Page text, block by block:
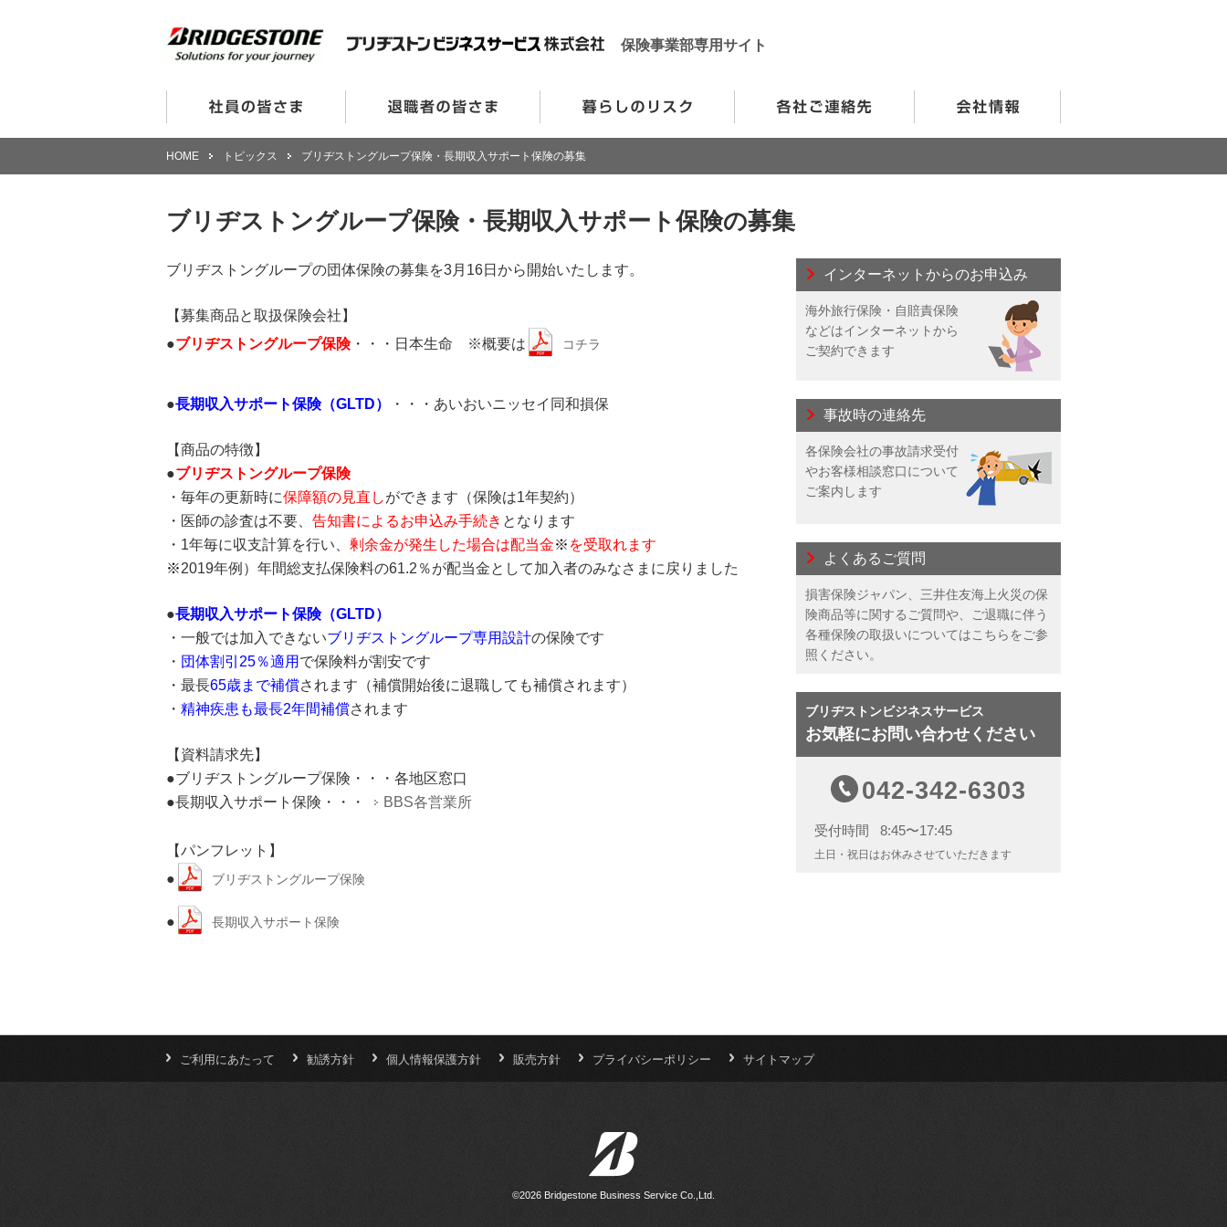
保険事業部専用サイト
HOME トピックス ブリヂストングループ保険・長期収入サポート保険の募集
ブリヂストングループ保険・長期収入サポート保険の募集
ブリヂストングループの団体保険の募集を3月16日から開始いたします。
【募集商品と取扱保険会社】
●ブリヂストングループ保険・・・日本生命 ※概要は コチラ
●長期収入サポート保険（GLTD） ・・・あいおいニッセイ同和損保
【商品の特徴】
●ブリヂストングループ保険
・毎年の更新時に保障額の見直しができます（保険は1年契約）
・医師の診査は不要、 告知書によるお申込み手続き となります
・1年毎に収支計算を行い、 剰余金が発生した場合は配当金※ を受取れます
※2019年例）年間総支払保険料の61.2％が配当金として加入者のみなさまに戻りました
●長期収入サポート保険（GLTD）
・一般では加入できないブリヂストングループ専用設計の保険です
・ 団体割引25％適用 で保険料が割安です
・最長65歳まで補償されます（補償開始後に退職しても補償されます）
・ 精神疾患も最長2年間補償されます
【資料請求先】
●ブリヂストングループ保険・・・各地区窓口
●長期収入サポート保険・・・
BBS各営業所
【パンフレット】
●
ブリヂストングループ保険
● 長期収入サポート保険
インターネットからのお申込み
海外旅行保険・自賠責保険
などはインターネットから
ご契約できます
事故時の連絡先
各保険会社の事故請求受付
やお客様相談窓口について
ご案内します
よくあるご質問
損害保険ジャパン、三井住友海上火災の保
険商品等に関するご質問や、ご退職に伴う
各種保険の取扱いについてはこちらをご参
照ください。
ブリヂストンビジネスサービス
お気軽にお問い合わせください
042-342-6303
受付時間 8:45〜17:45
土日・祝日はお休みさせていただきます
ご利用にあたって 勧誘方針 個人情報保護方針 販売方針 プライバシーポリシー サイトマップ
©2026 Bridgestone Business Service Co.,Ltd.